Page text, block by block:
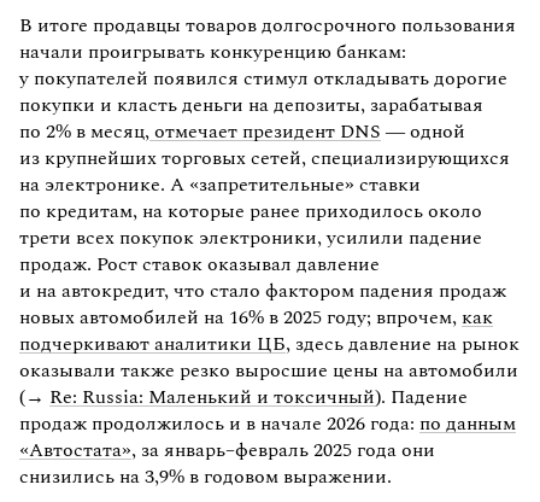
В итоге продавцы товаров долгосрочного пользования
начали проигрывать конкуренцию банкам:
у покупателей появился стимул откладывать дорогие
покупки и класть деньги на депозиты, зарабатывая
по 2% в месяц,отмечает президент DNS — одной
из крупнейших торговых сетей, специализирующихся
на электронике. А «запретительные» ставки
по кредитам, на которые ранее приходилось около
трети всех покупок электроники, усилили падение
продаж. Рост ставок оказывал давление
и на автокредит, что стало фактором падения продаж
новых автомобилей на 16% в 2025 году; впрочем, как
подчеркивают аналитики ЦБ, здесь давление на рынок
оказывали также резко выросшие цены на автомобили
(→ Re: Russia: Маленький и токсичный). Падение
продаж продолжилось и в начале 2026 года: по данным
«Автостата», за январь–февраль 2025 года они
снизились на 3,9% в годовом выражении.